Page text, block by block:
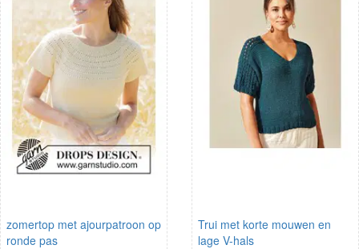
zomertop met ajourpatroon op
ronde pas
Trui met korte mouwen en
lage V-hals